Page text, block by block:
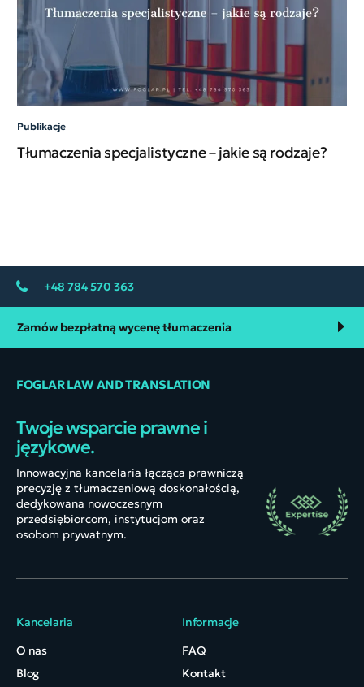
Publikacje
Tłumaczenia specjalistyczne – jakie są rodzaje?
+48 784 570 363
Zamów bezpłatną wycenę tłumaczenia
FOGLAR LAW AND TRANSLATION
Twoje wsparcie prawne i
językowe.
Innowacyjna kancelaria łącząca prawniczą
precyzję z tłumaczeniową doskonałością,
dedykowana nowoczesnym
przedsiębiorcom, instytucjom oraz
osobom prywatnym.
Kancelaria
O nas
Blog
Informacje
FAQ
Kontakt